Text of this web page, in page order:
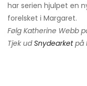
har serien hjulpet en
forelsket i Margaret.
Følg Katherine Webb
Tjek udSnydearketpå